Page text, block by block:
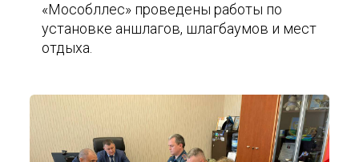
«Мособллес» проведены работы по
установке аншлагов, шлагбаумов и мест
отдыха.